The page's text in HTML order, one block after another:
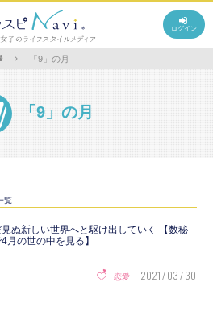
ログイン
「9」の月
「9」の月
覧
見ぬ新しい世界へと駆け出していく 【数秘
月の世の中を見る】
恋愛 2021 / 03 / 30